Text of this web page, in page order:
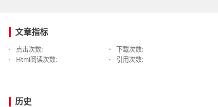
文章指标
点击次数:
下载次数:
Html阅读次数:
引用次数:
历史